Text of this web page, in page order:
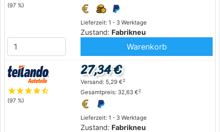
(97 %)
Lieferzeit: 1 - 3 Werktage
Zustand: Fabrikneu
Warenkorb
starstarstarstarstar_half
(97 %)
Lieferzeit: 1 - 3 Werktage
Zustand: Fabrikneu
27,34 €
Versand: 5,29 €2
Gesamtpreis: 32,63 €2